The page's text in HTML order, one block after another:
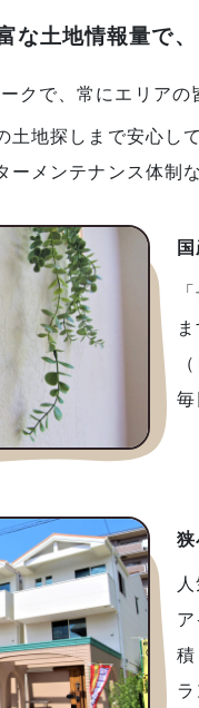
な土地情報量で
クで、常にエリア
土地探しまで安心し
メンテナンス体制